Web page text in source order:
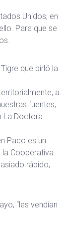
Unidos, en
Para que se
que birló la
a
fuentes,
La Doctora.
Paco es un
la Cooperativa
rápido,
“les vendían